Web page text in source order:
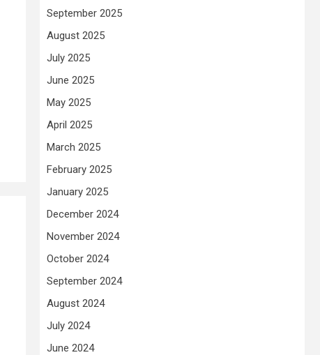
September 2025
August 2025
July 2025
June 2025
May 2025
April 2025
March 2025
February 2025
January 2025
December 2024
November 2024
October 2024
September 2024
August 2024
July 2024
June 2024